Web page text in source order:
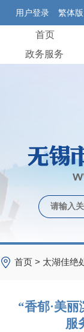
用户登录 繁体版
首页
政务服务
首页 > 太湖佳绝
“香郁·美
服